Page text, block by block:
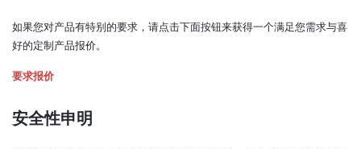
模拟、TTL、USB、电位计
0 - 5V（0.5 - 4.5 V，TCCO* 开启）
TTL 输入信号：
0 - 0.8 V：低
如果您对产品有特别的要求，请点击下面按钮来获得一个满足您需求与喜
好的定制产品报价。
要求报价
安全性申明